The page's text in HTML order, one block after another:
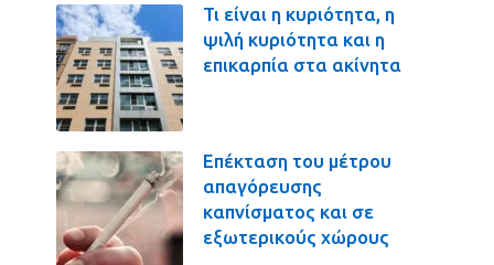
Τι είναι η κυριότητα, η
ψιλή κυριότητα και η
επικαρπία στα ακίνητα
Επέκταση του μέτρου
απαγόρευσης
καπνίσματος και σε
εξωτερικούς χώρους